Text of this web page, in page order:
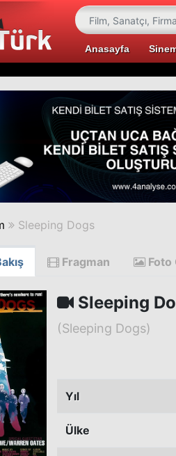
Anasayfa
Sleeping Dogs
Fragman Foto
Sleeping
(Sleeping Dogs)
Yıl
Ülke